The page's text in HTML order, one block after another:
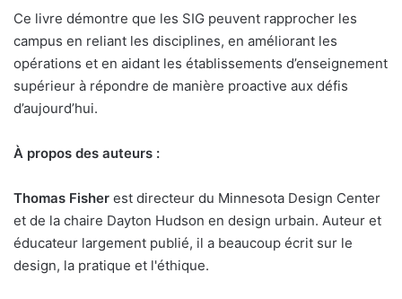
Ce livre démontre que les SIG peuvent rapprocher les
campus en reliant les disciplines, en améliorant les
opérations et en aidant les établissements d’enseignement
supérieur à répondre de manière proactive aux défis
d’aujourd’hui.
À propos des auteurs :
Thomas Fisher est directeur du Minnesota Design Center
et de la chaire Dayton Hudson en design urbain. Auteur et
éducateur largement publié, il a beaucoup écrit sur le
design, la pratique et l'éthique.